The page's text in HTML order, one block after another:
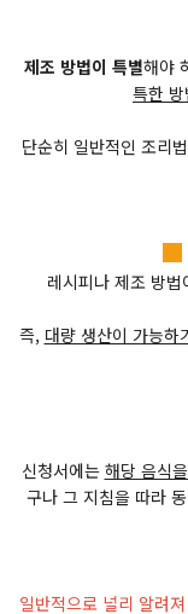
제조 방법이 특별해야
특한
단순히 일반적인 조리
■
레시피나 제조 방법
즉, 대량 생산이 가능하
신청서에는 해당 음식
구나 그 지침을 따라
일반적으로 널리 알려